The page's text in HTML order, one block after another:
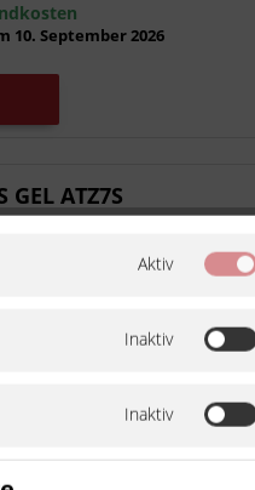
September 2026
ATZ7S
Erfahrung in der
Unsere Batterien
Aktiv
Inaktiv
Inaktiv